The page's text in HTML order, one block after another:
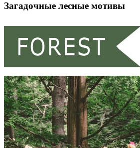
Загадочные лесные мотивы